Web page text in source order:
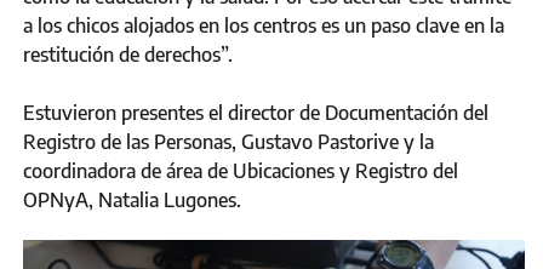
a los chicos alojados en los centros es un paso clave en la
restitución de derechos”.
Estuvieron presentes el director de Documentación del
Registro de las Personas, Gustavo Pastorive y la
coordinadora de área de Ubicaciones y Registro del
OPNyA, Natalia Lugones.